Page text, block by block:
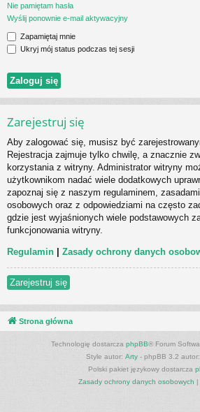
Nie pamiętam hasła
Wyślij ponownie e-mail aktywacyjny
Zapamiętaj mnie
Ukryj mój status podczas tej sesji
Zarejestruj się
Aby zalogować się, musisz być
Rejestracja zajmuje tylko chwilę, a znacznie
korzystania z witryny. Administrator witryny
użytkownikom nadać wiele dodatkowych
zapoznaj się z naszym regulaminem,
osobowych oraz z odpowiedziami na często
gdzie jest wyjaśnionych wiele podstawowych
funkcjonowania witryny.
Regulamin | Zasady ochrony danych
Zarejestruj się
Strona główna
Technologię dostarcza phpBB® Forum
Style autor: Arty - phpBB 3.2
Polski pakiet językowy dostarcza
Zasady ochrony danych osobowych |